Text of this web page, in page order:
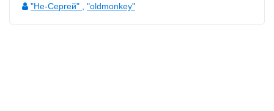
"Не-Сергей" "oldmonkey"